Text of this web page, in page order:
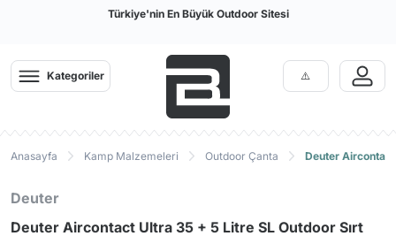
Türkiye'nin En Büyük Outdoor Sitesi
Kategoriler
Anasayfa Kamp Malzemeleri Outdoor Çanta Deuter Aircontact
Deuter
Deuter Aircontact Ultra 35 + 5 Litre SL Outdoor Sırt